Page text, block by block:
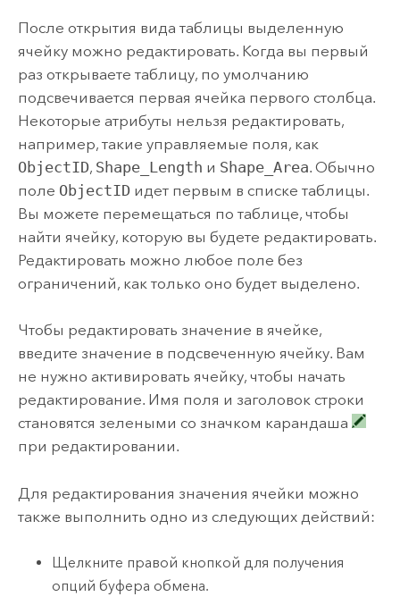
После открытия вида таблицы выделенную
ячейку можно редактировать. Когда вы первый
раз открываете таблицу, по умолчанию
подсвечивается первая ячейка первого столбца.
Некоторые атрибуты нельзя редактировать,
например, такие управляемые поля, как
ObjectID, Shape_Length и Shape_Area. Обычно
поле ObjectIDидет первым в списке таблицы.
Вы можете перемещаться по таблице, чтобы
найти ячейку, которую вы будете редактировать.
Редактировать можно любое поле без
ограничений, как только оно будет выделено.
Чтобы редактировать значение в ячейке,
введите значение в подсвеченную ячейку. Вам
не нужно активировать ячейку, чтобы начать
редактирование. Имя поля и заголовок строки
становятся зелеными со значком карандаша
при редактировании.
Для редактирования значения ячейки можно
также выполнить одно из следующих действий:
Щелкните правой кнопкой для получения
опций буфера обмена.